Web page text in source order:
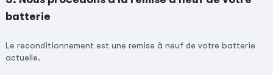
batterie
Le reconditionnement est une remise à neuf de votre batterie
actuelle.